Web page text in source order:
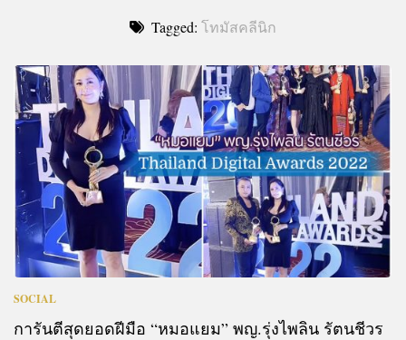
Tagged: โทมัสคลีนิก
SOCIAL
การันตีสุดยอดฝีมือ “หมอแยม” พญ.รุ่งไพลิน รัตนชีวร